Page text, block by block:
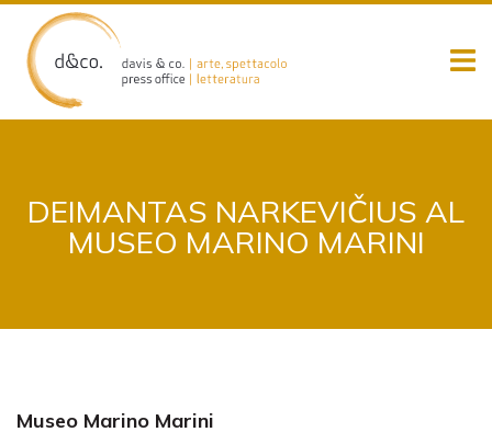
content
DEIMANTAS NARKEVIČIUS AL
MUSEO MARINO MARINI
Museo Marino Marini